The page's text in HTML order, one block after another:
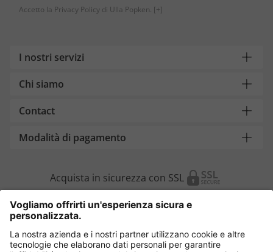
Accetto la Privacy Policy di Ulla Popken. [+]
I nostri servizi
Chi siamo
Contact
Modalità di pagamento
Acquista in sicurezza con SSL
Cambia Paese
Italia